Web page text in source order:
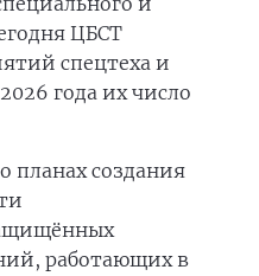
ЦБСТ
спецтеха и
года их число
планах создания
работающих в